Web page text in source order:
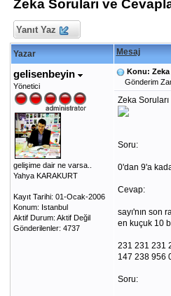
Zeka Soruları ve
Yanıt Yaz
Yazar Mesaj
gelisenbeyin
Yönetici
gelişime dair ne varsa..
Yahya KARAKURT
Kayıt Tarihi: 01-Ocak-2006
Konum: Istanbul
Aktif Durum: Aktif Değil
Gönderilenler: 4737
Konu: Zeka
Gönderim
Zeka Soruları
Soru:
0'dan 9'a
Cevap:
sayı'nın son
en kuçuk 10
231 231 231
147 238 956
Soru: